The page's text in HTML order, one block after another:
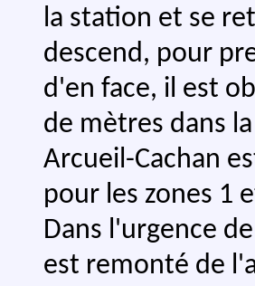
la station et se
descend, pour
d'en face, il est
de mètres dans
Arcueil-Cachan
pour les zones 1
Dans l'urgence
est remonté de